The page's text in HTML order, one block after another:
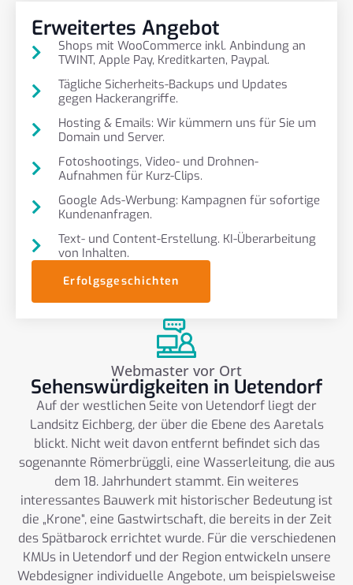
Erweitertes Angebot
Shops mit WooCommerce inkl. Anbindung an
TWINT, Apple Pay, Kreditkarten, Paypal.
Tägliche Sicherheits-Backups und Updates
gegen Hackerangriffe.
Hosting & Emails: Wir kümmern uns für Sie um
Domain und Server.
Fotoshootings, Video- und Drohnen-
Aufnahmen für Kurz-Clips.
Google Ads-Werbung: Kampagnen für sofortige
Kundenanfragen.
Text- und Content-Erstellung. KI-Überarbeitung
von Inhalten.
Erfolgsgeschichten
Webmaster vor Ort
Sehenswürdigkeiten in Uetendorf
Auf der westlichen Seite von Uetendorf liegt der
Landsitz Eichberg, der über die Ebene des Aaretals
blickt. Nicht weit davon entfernt befindet sich das
sogenannte Römerbrüggli, eine Wasserleitung, die aus
dem 18. Jahrhundert stammt. Ein weiteres
interessantes Bauwerk mit historischer Bedeutung ist
die „Krone“, eine Gastwirtschaft, die bereits in der Zeit
des Spätbarock errichtet wurde. Für die verschiedenen
KMUs in Uetendorf und der Region entwickeln unsere
Webdesigner individuelle Angebote, um beispielsweise